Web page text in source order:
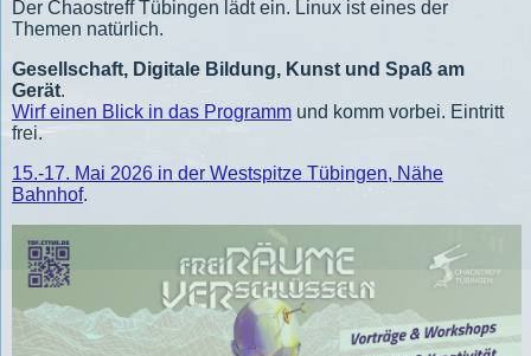
Der Chaostreff Tübingen lädt ein. Linux ist eines der
Themen natürlich.
Gesellschaft, Digitale Bildung, Kunst und Spaß am
Gerät.
Wirf einen Blick in das Programmund komm vorbei. Eintritt
frei.
15.-17. Mai 2026 in der Westspitze Tübingen, Nähe
Bahnhof.